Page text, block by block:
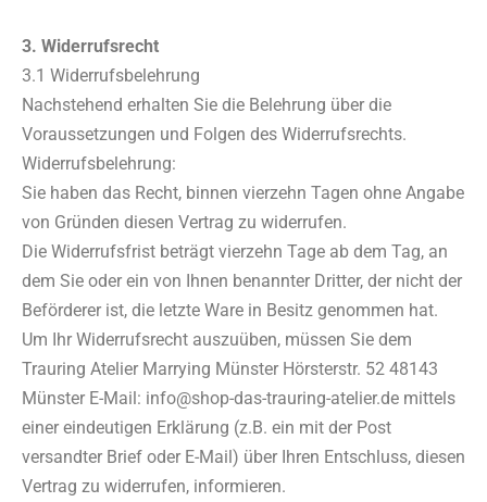
3. Widerrufsrecht
3.1 Widerrufsbelehrung
Nachstehend erhalten Sie die Belehrung über die
Voraussetzungen und Folgen des Widerrufsrechts.
Widerrufsbelehrung:
Sie haben das Recht, binnen vierzehn Tagen ohne Angabe
von Gründen diesen Vertrag zu widerrufen.
Die Widerrufsfrist beträgt vierzehn Tage ab dem Tag, an
dem Sie oder ein von Ihnen benannter Dritter, der nicht der
Beförderer ist, die letzte Ware in Besitz genommen hat.
Um Ihr Widerrufsrecht auszuüben, müssen Sie dem
Trauring Atelier Marrying Münster Hörsterstr. 52 48143
Münster E-Mail: info@shop-das-trauring-atelier.de mittels
einer eindeutigen Erklärung (z.B. ein mit der Post
versandter Brief oder E-Mail) über Ihren Entschluss, diesen
Vertrag zu widerrufen, informieren.